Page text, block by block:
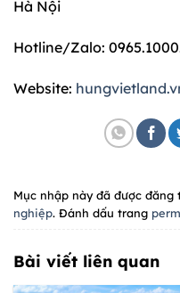
Hà Nội
Hotline/Zalo:
Website:
Mục nhập này đã được đăng
nghiệp. Đánh dấu trang
Bài viết liên quan